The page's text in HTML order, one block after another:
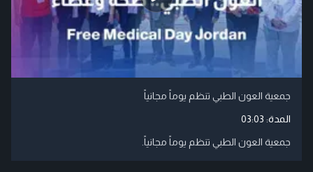
جمعية العون الطبي تنظم يوماً مجانياً
المدة: 03:03
جمعية العون الطبي تنظم يوماً مجانياً.